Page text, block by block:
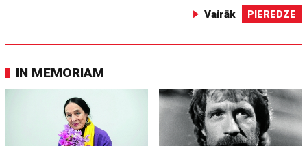
Vairāk PIEREDZE
IN MEMORIAM